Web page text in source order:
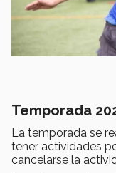
Temporada
La temporada se
tener actividades
cancelarse la